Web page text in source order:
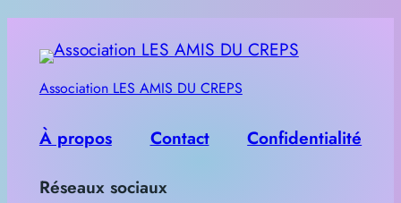
Association LES AMIS DU CREPS
À propos Contact
Confidentialité
Réseaux sociaux